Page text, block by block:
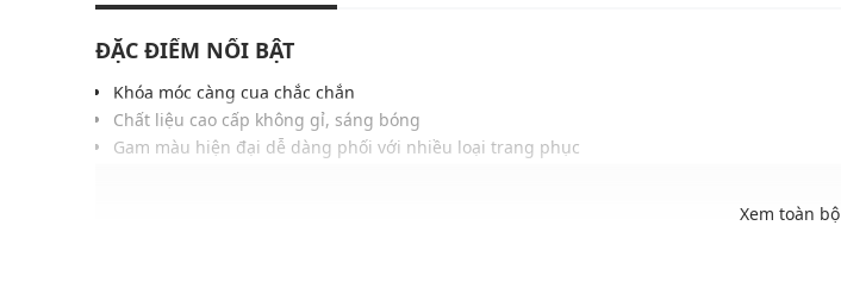
ĐẶC ĐIỂM NỔI BẬT
Khóa móc càng cua chắc chắn
Chất liệu cao cấp không gỉ, sáng bóng
Gam màu hiện đại dễ dàng phối với nhiều loại trang phục
Xem toàn bộ